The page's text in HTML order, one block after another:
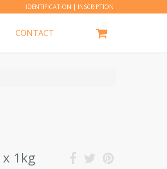
IDENTIFICATION | INSCRIPTION
CONTACT
x 1kg